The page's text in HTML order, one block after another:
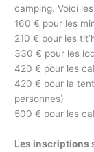
camping. Voici
160 € pour les
210 € pour les
330 € pour les
420 € pour les
420 € pour la
personnes)
500 € pour les
Les inscriptions